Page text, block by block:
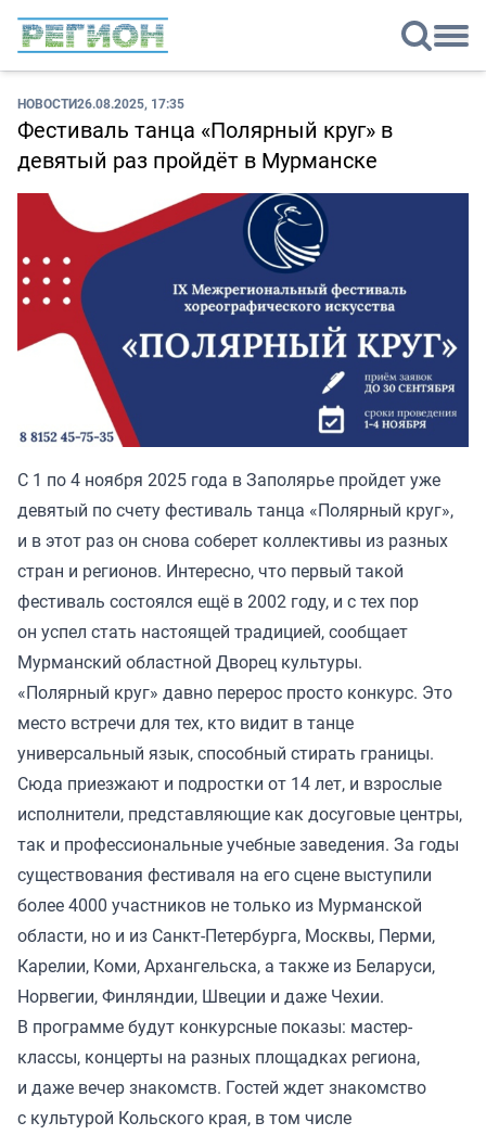
НОВОСТИ26.08.2025, 17:35
Фестиваль танца «Полярный круг» в
девятый раз пройдёт в Мурманске
С 1 по 4 ноября 2025 года в Заполярье пройдет уже
девятый по счету фестиваль танца «Полярный круг»,
и в этот раз он снова соберет коллективы из разных
стран и регионов. Интересно, что первый такой
фестиваль состоялся ещё в 2002 году, и с тех пор
он успел стать настоящей традицией, сообщает
Мурманский областной Дворец культуры.
«Полярный круг» давно перерос просто конкурс. Это
место встречи для тех, кто видит в танце
универсальный язык, способный стирать границы.
Сюда приезжают и подростки от 14 лет, и взрослые
исполнители, представляющие как досуговые центры,
так и профессиональные учебные заведения. За годы
существования фестиваля на его сцене выступили
более 4000 участников не только из Мурманской
области, но и из Санкт-Петербурга, Москвы, Перми,
Карелии, Коми, Архангельска, а также из Беларуси,
Норвегии, Финляндии, Швеции и даже Чехии.
В программе будут конкурсные показы: мастер-
классы, концерты на разных площадках региона,
и даже вечер знакомств. Гостей ждет знакомство
с культурой Кольского края, в том числе